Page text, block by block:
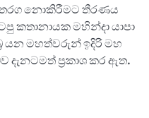
තරග නොකිරීමට තීරණය
කතානායක මහින්දා යාපා
යන මහත්වරුන් ඉදිරි මහ
ප්‍රකාශ කර ඇත.